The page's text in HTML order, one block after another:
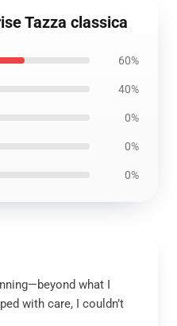
Tazza classica
60%
40%
0%
0%
0%
what I
with care, I couldn’t